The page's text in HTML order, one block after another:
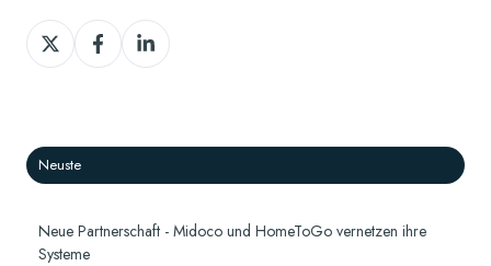
Teilen
auf
Teilen
auf
Teilen
auf
Neuste
Neue Partnerschaft - Midoco und HomeToGo vernetzen ihre
Systeme